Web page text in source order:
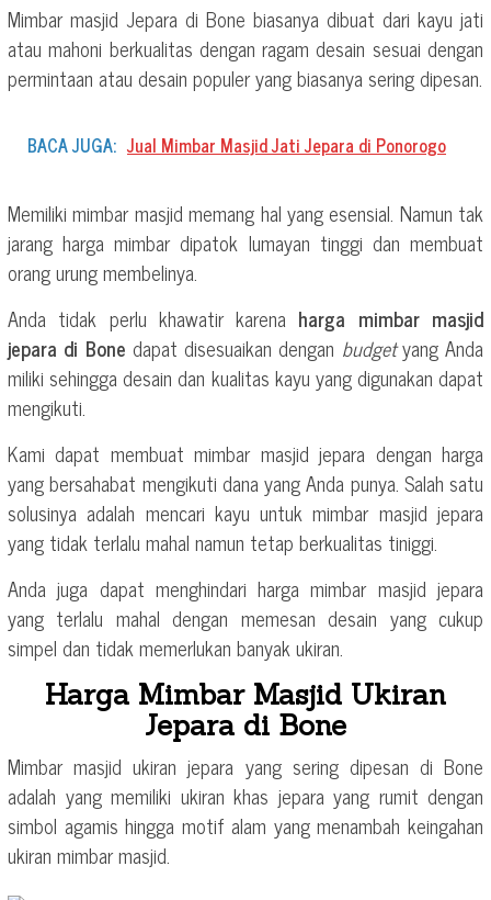
Mimbar masjid Jepara di Bone biasanya dibuat dari kayu jati
atau mahoni berkualitas dengan ragam desain sesuai dengan
permintaan atau desain populer yang biasanya sering dipesan.
BACA JUGA: Jual Mimbar Masjid Jati Jepara di Ponorogo
Memiliki mimbar masjid memang hal yang esensial. Namun tak
jarang harga mimbar dipatok lumayan tinggi dan membuat
orang urung membelinya.
Anda tidak perlu khawatir karena harga mimbar masjid
jepara di Bone dapat disesuaikan dengan budgetyang Anda
miliki sehingga desain dan kualitas kayu yang digunakan dapat
mengikuti.
Kami dapat membuat mimbar masjid jepara dengan harga
yang bersahabat mengikuti dana yang Anda punya. Salah satu
solusinya adalah mencari kayu untuk mimbar masjid jepara
yang tidak terlalu mahal namun tetap berkualitas tiniggi.
Anda juga dapat menghindari harga mimbar masjid jepara
yang terlalu mahal dengan memesan desain yang cukup
simpel dan tidak memerlukan banyak ukiran.
Harga Mimbar Masjid Ukiran
Jepara di Bone
Mimbar masjid ukiran jepara yang sering dipesan di Bone
adalah yang memiliki ukiran khas jepara yang rumit dengan
simbol agamis hingga motif alam yang menambah keingahan
ukiran mimbar masjid.